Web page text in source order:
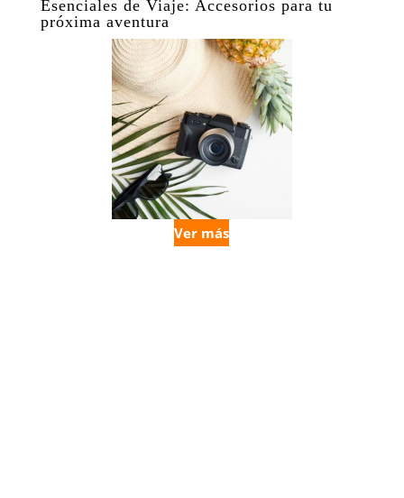
Esenciales de Viaje: Accesorios para tu
próxima aventura
Ver más